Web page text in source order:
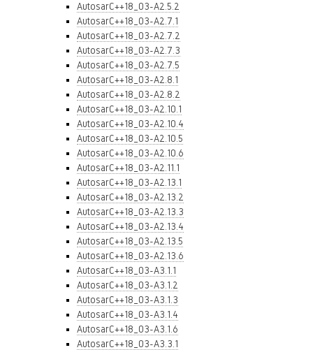
AutosarC++18_03-A2.5.2
AutosarC++18_03-A2.7.1
AutosarC++18_03-A2.7.2
AutosarC++18_03-A2.7.3
AutosarC++18_03-A2.7.5
AutosarC++18_03-A2.8.1
AutosarC++18_03-A2.8.2
AutosarC++18_03-A2.10.1
AutosarC++18_03-A2.10.4
AutosarC++18_03-A2.10.5
AutosarC++18_03-A2.10.6
AutosarC++18_03-A2.11.1
AutosarC++18_03-A2.13.1
AutosarC++18_03-A2.13.2
AutosarC++18_03-A2.13.3
AutosarC++18_03-A2.13.4
AutosarC++18_03-A2.13.5
AutosarC++18_03-A2.13.6
AutosarC++18_03-A3.1.1
AutosarC++18_03-A3.1.2
AutosarC++18_03-A3.1.3
AutosarC++18_03-A3.1.4
AutosarC++18_03-A3.1.6
AutosarC++18_03-A3.3.1